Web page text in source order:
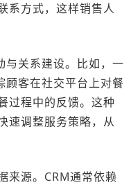
系方式，这样销售人
与关系建设。比如，一
顾客在社交平台上对餐
过程中的反馈。这种
速调整服务策略，从
来源。CRM通常依赖